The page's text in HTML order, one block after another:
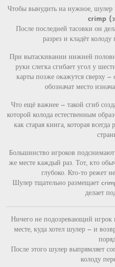
Чтобы вынудить на нужное, шулер
crimp
После последней тасовки он
разрез и кладёт
При вытаскивании нижней
руки слегка сгибает угол у
карты позже окажутся сверху
обозначат место
Что ещё важнее — такой сгиб
которой колода естественным
как старая книга, которая
Большинство игроков
же месте каждый раз. Тот, кто
глубоко. Кто-то режет
Шулер тщательно размещает
делает
Ничего не подозревающий игрок
месте, куда хотел шулер — и
После этого шулер выпрямляет
колоду